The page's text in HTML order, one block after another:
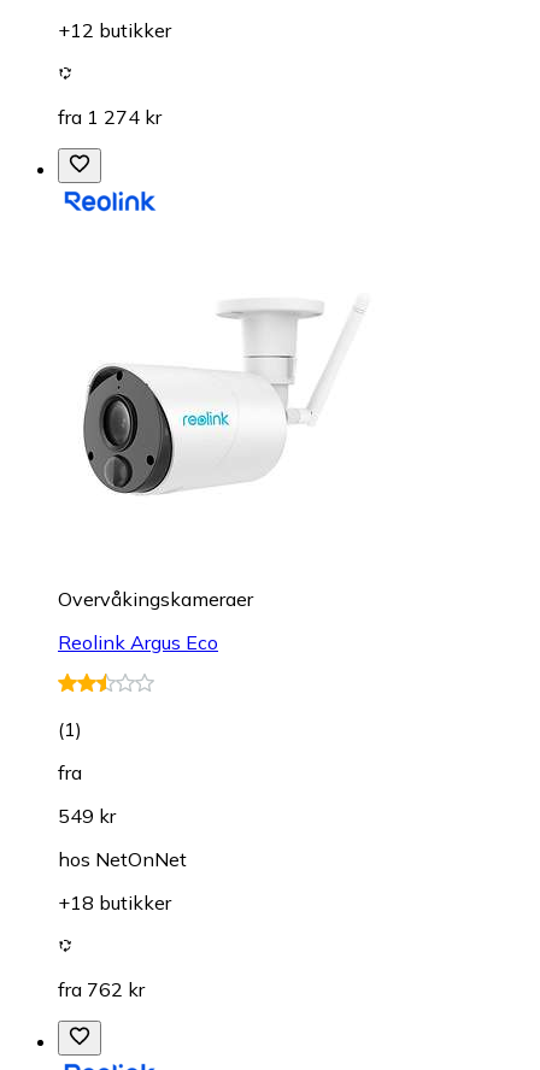
+12 butikker
fra 1 274 kr
Overvåkings­kameraer
Reolink Argus Eco
(1)
fra
549 kr
hos NetOnNet
+18 butikker
fra 762 kr